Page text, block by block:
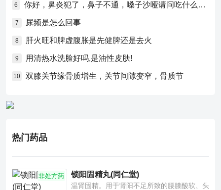
6 你好，鼻炎犯了，鼻子不通，嗓子沙哑请问吃什么药比较好？
7 尿频是怎么回事
8 肝火旺和脾虚腹胀是先健脾还是去火
9 用清热水洗脸好吗,是油性皮肤!
10 双膝关节缘骨质增生，关节间隙变窄，骨质节
热门药品
非处方药 锁阳固精丸(同仁堂)
温肾固精。用于肾阳不足所致的腰膝酸软、头